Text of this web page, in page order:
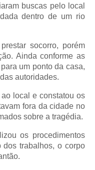
buscas pelo local
dentro de um rio
socorro, porém
Ainda conforme as
um ponto da casa,
autoridades.
local e constatou os
fora da cidade no
sobre a tragédia.
os procedimentos
dos trabalhos, o corpo